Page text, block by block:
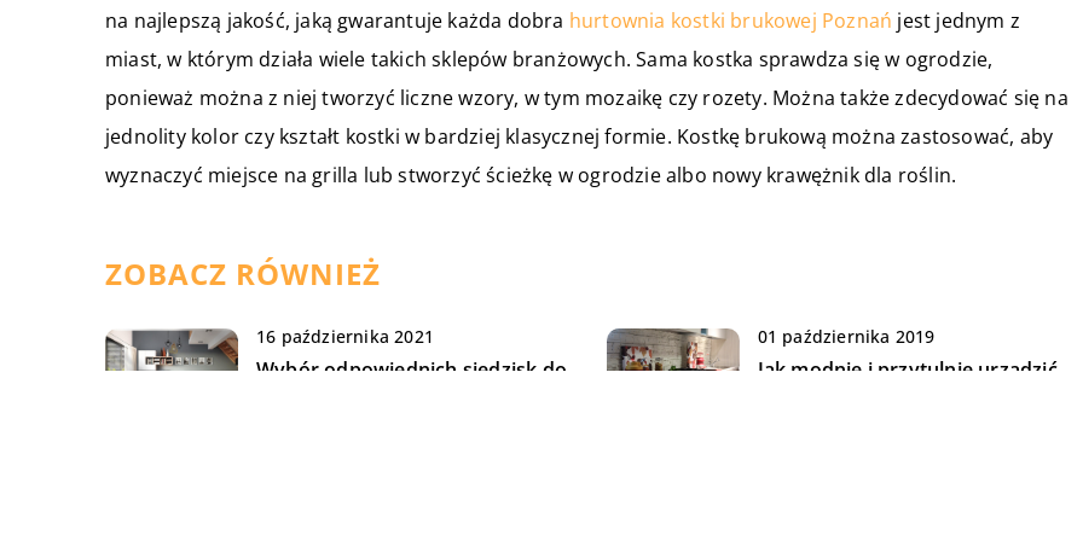
na najlepszą jakość, jaką gwarantuje każda dobra hurtownia kostki brukowej Poznań jest jednym z
miast, w którym działa wiele takich sklepów branżowych. Sama kostka sprawdza się w ogrodzie,
ponieważ można z niej tworzyć liczne wzory, w tym mozaikę czy rozety. Można także zdecydować się na
jednolity kolor czy kształt kostki w bardziej klasycznej formie. Kostkę brukową można zastosować, aby
wyznaczyć miejsce na grilla lub stworzyć ścieżkę w ogrodzie albo nowy krawężnik dla roślin.
ZOBACZ RÓWNIEŻ
16 października 2021
Wybór odpowiednich siedzisk do
01 października 2019
Jak modnie i przytulnie urządzić